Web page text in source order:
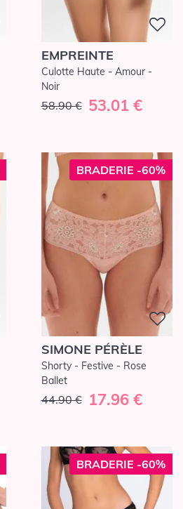
EMPREINTE
Culotte Haute - Amour -
Noir
58.90 € 53.01 €
BRADERIE -60%
SIMONE PÉRÈLE
Shorty - Festive - Rose
Ballet
44.90 € 17.96 €
BRADERIE -60%